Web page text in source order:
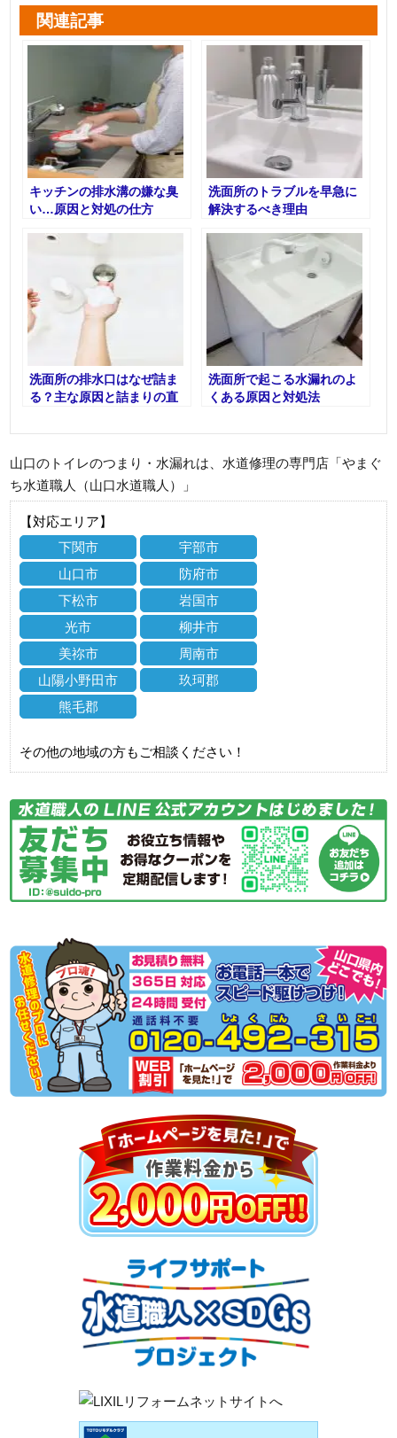
関連記事
キッチンの排水溝の嫌な臭
い…原因と対処の仕方
洗面所のトラブルを早急に
解決するべき理由
洗面所の排水口はなぜ詰ま
る？主な原因と詰まりの直
洗面所で起こる水漏れのよ
くある原因と対処法
山口のトイレのつまり・水漏れは、水道修理の専門店「やまぐ
ち水道職人（山口水道職人）」
【対応エリア】
下関市
宇部市
山口市
防府市
下松市
岩国市
光市
柳井市
美祢市
周南市
山陽小野田市
玖珂郡
熊毛郡
その他の地域の方もご相談ください！